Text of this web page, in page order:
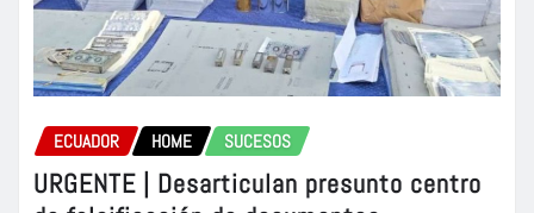
ECUADOR HOME SUCESOS
URGENTE | Desarticulan presunto centro